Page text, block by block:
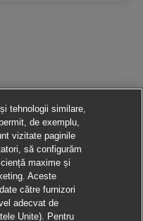
tehnologii similare,
de exemplu,
vizitate paginile
să configurăm
maxime și
Aceste
către furnizori
adecvat de
Unite). Pentru